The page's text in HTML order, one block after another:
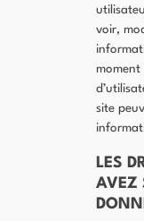
voir,
moment
site
LES
AVEZ